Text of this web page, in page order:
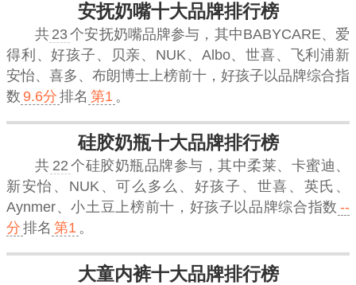
安抚奶嘴十大品牌排行榜
共 23个安抚奶嘴品牌参与，其中BABYCARE、爱
得利、好孩子、贝亲、NUK、Albo、世喜、飞利浦新
安怡、喜多、布朗博士上榜前十， 好孩子 以品牌综合指
数 9.6分 排名 第1 。
硅胶奶瓶十大品牌排行榜
共 22 个硅胶奶瓶品牌参与，其中柔莱、卡蜜迪、
新安怡、NUK、可么多么、好孩子、世喜、英氏、
Aynmer、小土豆上榜前十， 好孩子 以品牌综合指数 --
分 排名 第1 。
大童内裤十大品牌排行榜